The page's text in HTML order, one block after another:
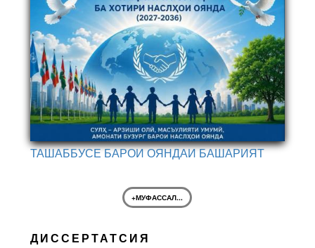
ТАШАББУСЕ БАРОИ ОЯНДАИ БАШАРИЯТ
+МУФАССАЛ...
ДИССЕРТАТСИЯ